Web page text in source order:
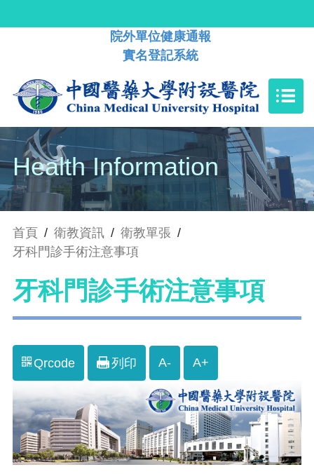
院外單位健康通報
實名登記系統
Health Information
首頁 / 衛教資訊 / 衛教單張 /
牙科門診手術注意事項
牙科門診手術注意事項
Qrcode 列印 A- A+